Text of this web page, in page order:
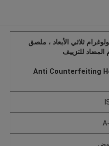
ثلاثي الأبعاد ، ملصق
المضاد للتزييف
Anti Counterfeiting